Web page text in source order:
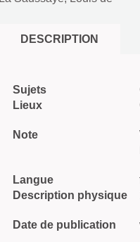
DESCRIPTION
Sujets
Lieux
Note
Langue
Description physique
Date de publication